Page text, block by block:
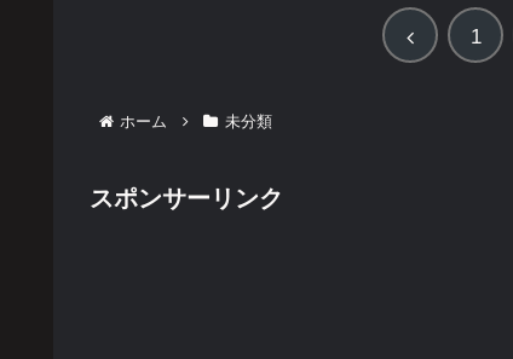
前 1
ホーム 未分類
スポンサーリンク